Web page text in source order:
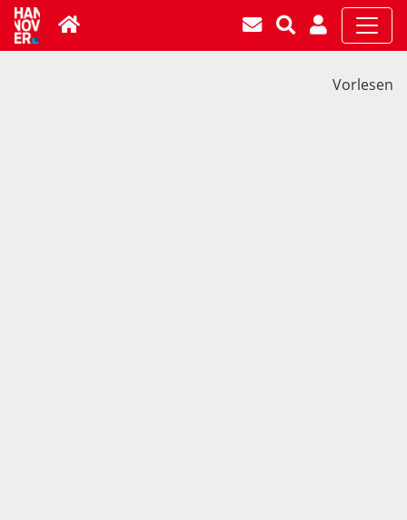
Vorlesen